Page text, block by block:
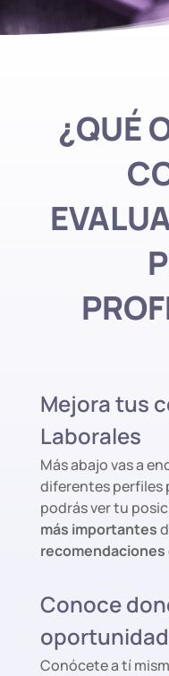
¿QUÉ
Mejora tus
Laborales
Más abajo vas a
diferentes perfiles
podrás ver tu
más importantes
recomendaciones
Conoce
Conócete a tí